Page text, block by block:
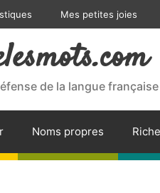
Mes petites joies
de la langue française
Noms propres